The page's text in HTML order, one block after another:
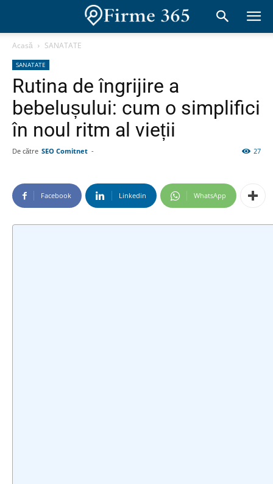
Acasă SANATATE
SANATATE
Rutina de îngrijire a
bebelușului: cum o simplifici
în noul ritm al vieții
De către SEO Comitnet - 27
Facebook Linkedin WhatsApp